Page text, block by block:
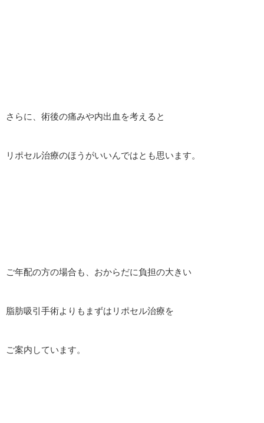
さらに、術後の痛みや内出血を考えると
リポセル治療のほうがいいんではとも思います。
ご年配の方の場合も、おからだに負担の大きい
脂肪吸引手術よりもまずはリポセル治療を
ご案内しています。